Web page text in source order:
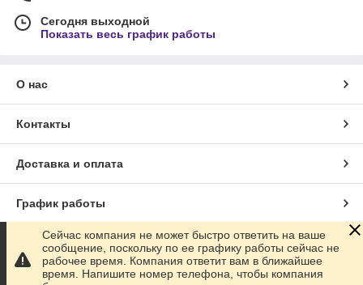
Сегодня выходной
Показать весь график работы
О нас
Контакты
Доставка и оплата
График работы
Полная версия сайта
Сейчас компания не может быстро ответить на ваше
сообщение, поскольку по ее графику работы сейчас не
рабочее время. Компания ответит вам в ближайшее
время. Напишите номер телефона, чтобы компания